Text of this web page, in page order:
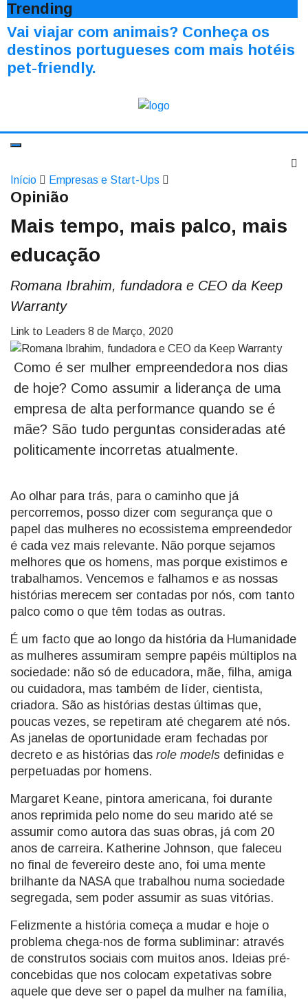
Trending
Vai viajar com animais? Conheça os
destinos portugueses com mais hotéis
pet-friendly.
Início Empresas e Start-Ups
Opinião
Mais tempo, mais palco, mais
educação
Romana Ibrahim, fundadora e CEO da Keep
Warranty
Link to Leaders 8 de Março, 2020
Como é ser mulher empreendedora nos dias
de hoje? Como assumir a liderança de uma
empresa de alta performance quando se é
mãe? São tudo perguntas consideradas até
politicamente incorretas atualmente.
Ao olhar para trás, para o caminho que já
percorremos, posso dizer com segurança que o
papel das mulheres no ecossistema empreendedor
é cada vez mais relevante. Não porque sejamos
melhores que os homens, mas porque existimos e
trabalhamos. Vencemos e falhamos e as nossas
histórias merecem ser contadas por nós, com tanto
palco como o que têm todas as outras.
É um facto que ao longo da história da Humanidade
as mulheres assumiram sempre papéis múltiplos na
sociedade: não só de educadora, mãe, filha, amiga
ou cuidadora, mas também de líder, cientista,
criadora. São as histórias destas últimas que,
poucas vezes, se repetiram até chegarem até nós.
As janelas de oportunidade eram fechadas por
decreto e as histórias das role models definidas e
perpetuadas por homens.
Margaret Keane, pintora americana, foi durante
anos reprimida pelo nome do seu marido até se
assumir como autora das suas obras, já com 20
anos de carreira. Katherine Johnson, que faleceu
no final de fevereiro deste ano, foi uma mente
brilhante da NASA que trabalhou numa sociedade
segregada, sem poder assumir as suas vitórias.
Felizmente a história começa a mudar e hoje o
problema chega-nos de forma subliminar: através
de construtos sociais com muitos anos. Ideias pré-
concebidas que nos colocam expetativas sobre
aquele que deve ser o papel da mulher na família,